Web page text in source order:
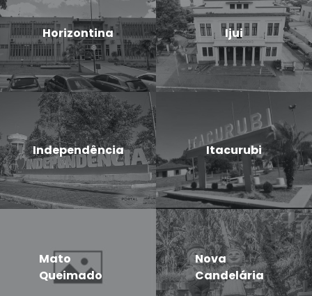
Horizontina Ijui
Independência Itacurubi
Mato
Queimado
Nova
Candelária